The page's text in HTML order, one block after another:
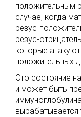
положительным
случае, когда
резус-
резус-
которые
положительных
Это состояние
и может быть